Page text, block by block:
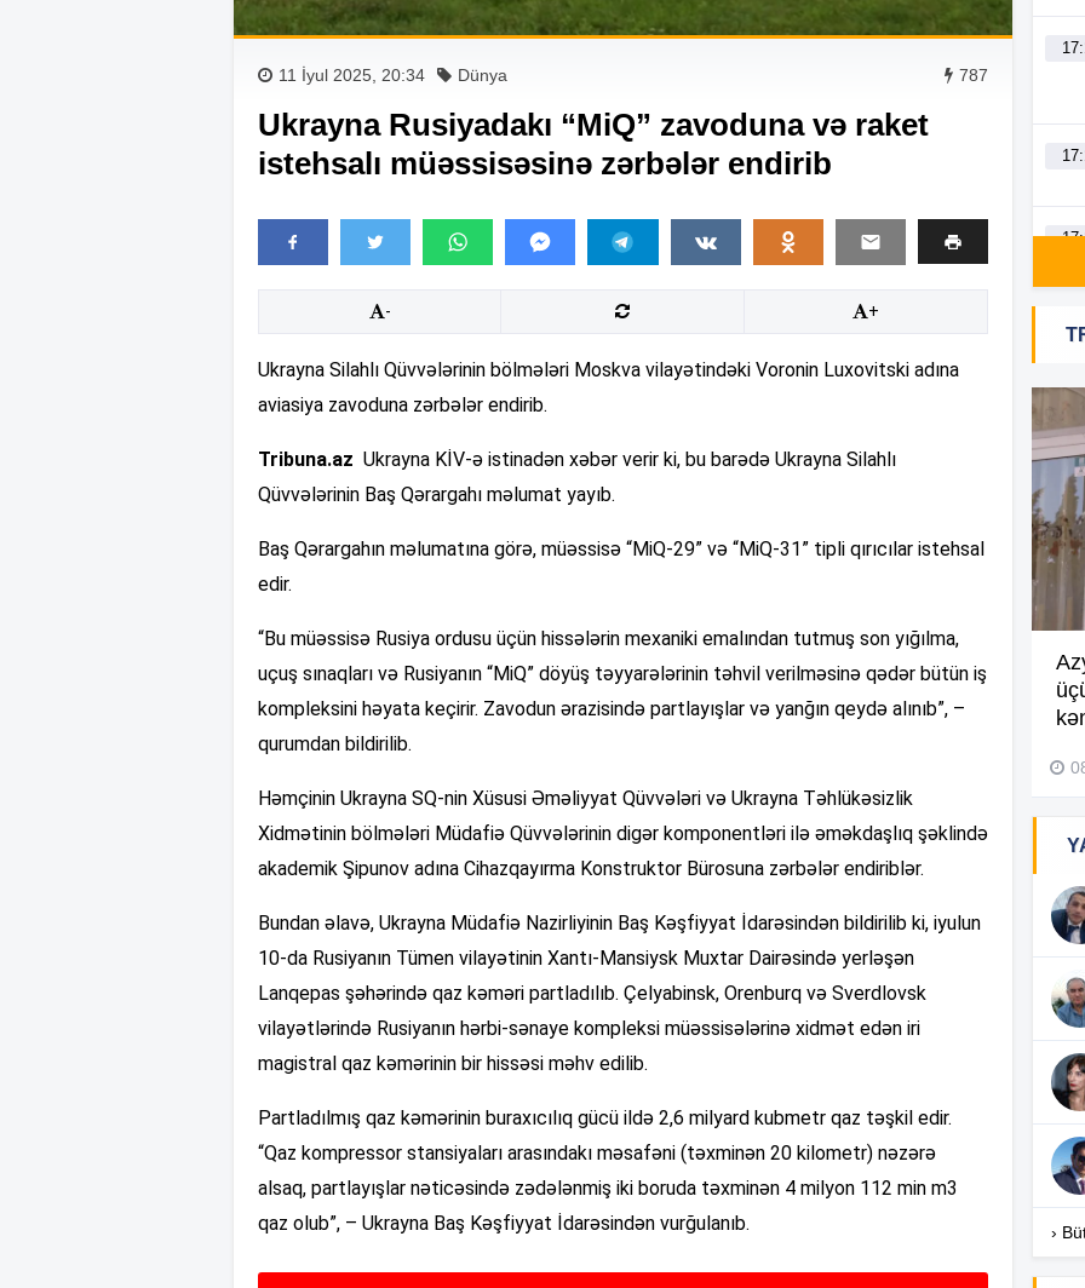
11 İyul 2025, 20:34 Dünya 787
Ukrayna Rusiyadakı “MiQ” zavoduna və raket
istehsalı müəssisəsinə zərbələr endirib
- +
Ukrayna Silahlı Qüvvələrinin bölmələri Moskva vilayətindəki Voronin Luxovitski adına
aviasiya zavoduna zərbələr endirib.
Tribuna.az Ukrayna KİV-ə istinadən xəbər verir ki, bu barədə Ukrayna Silahlı
Qüvvələrinin Baş Qərargahı məlumat yayıb.
Baş Qərargahın məlumatına görə, müəssisə “MiQ-29” və “MiQ-31” tipli qırıcılar istehsal
edir.
“Bu müəssisə Rusiya ordusu üçün hissələrin mexaniki emalından tutmuş son yığılma,
uçuş sınaqları və Rusiyanın “MiQ” döyüş təyyarələrinin təhvil verilməsinə qədər bütün iş
kompleksini həyata keçirir. Zavodun ərazisində partlayışlar və yanğın qeydə alınıb”, –
qurumdan bildirilib.
Həmçinin Ukrayna SQ-nin Xüsusi Əməliyyat Qüvvələri və Ukrayna Təhlükəsizlik
Xidmətinin bölmələri Müdafiə Qüvvələrinin digər komponentləri ilə əməkdaşlıq şəklində
akademik Şipunov adına Cihazqayırma Konstruktor Bürosuna zərbələr endiriblər.
Bundan əlavə, Ukrayna Müdafiə Nazirliyinin Baş Kəşfiyyat İdarəsindən bildirilib ki, iyulun
10-da Rusiyanın Tümen vilayətinin Xantı-Mansiysk Muxtar Dairəsində yerləşən
Lanqepas şəhərində qaz kəməri partladılıb. Çelyabinsk, Orenburq və Sverdlovsk
vilayətlərində Rusiyanın hərbi-sənaye kompleksi müəssisələrinə xidmət edən iri
magistral qaz kəmərinin bir hissəsi məhv edilib.
Partladılmış qaz kəmərinin buraxıcılıq gücü ildə 2,6 milyard kubmetr qaz təşkil edir.
“Qaz kompressor stansiyaları arasındakı məsafəni (təxminən 20 kilometr) nəzərə
alsaq, partlayışlar nəticəsində zədələnmiş iki boruda təxminən 4 milyon 112 min m3
qaz olub”, – Ukrayna Baş Kəşfiyyat İdarəsindən vurğulanıb.
Göyçayda məktəb binası
acınacaqlı durumda –
›